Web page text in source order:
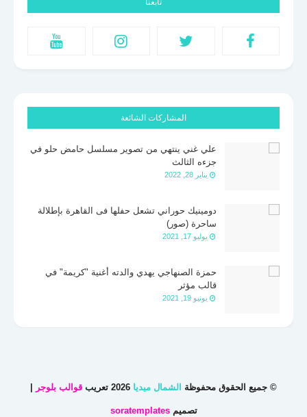
تابعنا
المشاركات الشائعة
علي غني ينتهي من تصوير مسلسل حامض حلو في
جزءه الثالث
يناير 28, 2022
دومينيك حوراني تشعل حفلها فى القاهرة بإطلالة
ساحرة (صور)
يوليو 17, 2021
حمزة الصنهاجي يهدي والدته أغنية "كريمة" في
قالب مؤثر
يونيو 19, 2021
© جميع الحقوق محفوظة الشمال ميديا 2026 تعريب قوالب بلوجر
تصميمsoratemplates